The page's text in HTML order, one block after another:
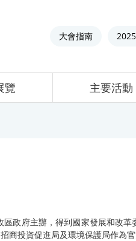
大會指南
覽 主要活動
政府主辦，得到國家發展和改
投資促進局及環境保護局作為官